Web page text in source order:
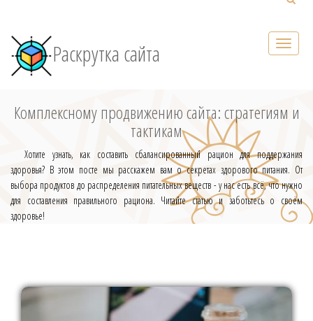
Раскрутка сайта
Комплексному продвижению сайта: стратегиям и
тактикам
Хотите узнать, как составить сбалансированный рацион для поддержания
здоровья? В этом посте мы расскажем вам о секретах здорового питания. От
выбора продуктов до распределения питательных веществ - у нас есть всё, что нужно
для составления правильного рациона. Читайте статью и заботьтесь о своём
здоровье!